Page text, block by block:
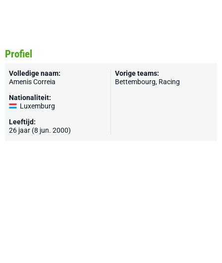
Profiel
Volledige naam:
Amenis Correia
Nationaliteit:
Luxemburg
Leeftijd:
26 jaar (8 jun. 2000)
Vorige teams:
Bettembourg, Racing